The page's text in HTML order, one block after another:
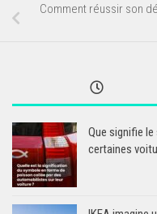
Comment réussir son
Que signifie
certaines